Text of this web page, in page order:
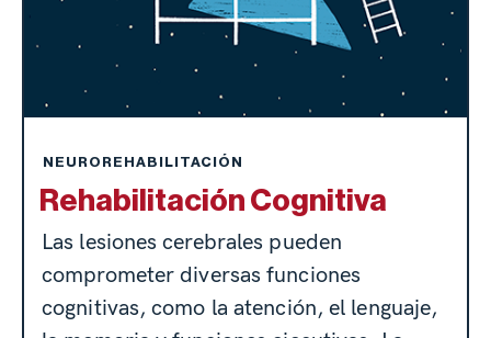
NEUROREHABILITACIÓN
Rehabilitación Cognitiva
Las lesiones cerebrales pueden
comprometer diversas funciones
cognitivas, como la atención, el lenguaje,